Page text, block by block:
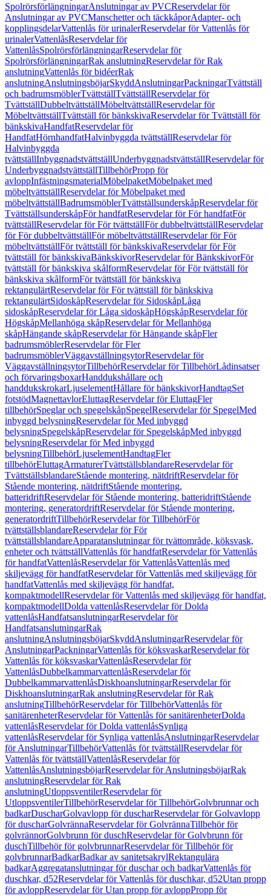
SpolrörsförlängningarAnslutningar av PVCReservdelar för
Anslutningar av PVCManschetter och täckkåporAdapter- och
kopplingsdelarVattenlås för urinalerReservdelar för Vattenlås för
urinalerVattenlåsReservdelar för
VattenlåsSpolrörsförlängningarReservdelar för
SpolrörsförlängningarRak anslutningReservdelar för Rak
anslutningVattenlås för bidéerRak
anslutningAnslutningsböjarSkyddAnslutningarPackningarTvättställ
och badrumsmöblerTvättställTvättställReservdelar för
TvättställDubbeltvättställMöbeltvättställReservdelar för
MöbeltvättställTvättställ för bänkskivaReservdelar för Tvättställ för
bänkskivaHandfatReservdelar för
HandfatHörnhandfatHalvinbyggda tvättställReservdelar för
Halvinbyggda
tvättställInbyggnadstvättställUnderbyggnadstvättställReservdelar för
UnderbyggnadstvättställTillbehörPropp för
avloppInfästningsmaterialMöbelpaketMöbelpaket med
möbeltvättställReservdelar för Möbelpaket med
möbeltvättställBadrumsmöblerTvättställsunderskåpReservdelar för
TvättställsunderskåpFör handfatReservdelar för För handfatFör
tvättställReservdelar för För tvättställFör dubbeltvättställReservdelar
för För dubbeltvättställFör möbeltvättställReservdelar för För
möbeltvättställFör tvättställ för bänkskivaReservdelar för För
tvättställ för bänkskivaBänkskivorReservdelar för BänkskivorFör
tvättställ för bänkskiva skålformReservdelar för För tvättställ för
bänkskiva skålformFör tvättställ för bänkskiva
rektangulärtReservdelar för För tvättställ för bänkskiva
rektangulärtSidoskåpReservdelar för SidoskåpLåga
sidoskåpReservdelar för Låga sidoskåpHögskåpReservdelar för
HögskåpMellanhöga skåpReservdelar för Mellanhöga
skåpHängande skåpReservdelar för Hängande skåpFler
badrumsmöblerReservdelar för Fler
badrumsmöblerVäggavställningsytorReservdelar för
VäggavställningsytorTillbehörReservdelar för TillbehörLådinsatser
och förvaringsboxarHanddukshållare och
handdukskrokarLjuselementHållare för bänkskivorHandtagSet
fotstödMagnettavlorEluttagReservdelar för EluttagFler
tillbehörSpeglar och spegelskåpSpegelReservdelar för SpegelMed
inbyggd belysningReservdelar för Med inbyggd
belysningSpegelskåpReservdelar för SpegelskåpMed inbyggd
belysningReservdelar för Med inbyggd
belysningTillbehörLjuselementHandtagFler
tillbehörEluttagArmaturerTvättställsblandareReservdelar för
TvättställsblandareStående montering, nätdriftReservdelar för
Stående montering, nätdriftStående montering,
batteridriftReservdelar för Stående montering, batteridriftStående
montering, generatordriftReservdelar för Stående montering,
generatordriftTillbehörReservdelar för TillbehörFör
tvättställsblandareReservdelar för För
tvättställsblandareApparatanslutningar för tvättområde, köksvask,
enheter och tvättställVattenlås för handfatReservdelar för Vattenlås
för handfatVattenlåsReservdelar för VattenlåsVattenlås med
skiljevägg för handfatReservdelar för Vattenlås med skiljevägg för
handfatVattenlås med skiljevägg för handfat,
kompaktmodellReservdelar för Vattenlås med skiljevägg för handfat,
kompaktmodellDolda vattenlåsReservdelar för Dolda
vattenlåsHandfatsanslutningarReservdelar för
HandfatsanslutningarRak
anslutningAnslutningsböjarSkyddAnslutningarReservdelar för
AnslutningarPackningarVattenlås för köksvaskarReservdelar för
Vattenlås för köksvaskarVattenlåsReservdelar för
VattenlåsDubbelkammarvattenlåsReservdelar för
DubbelkammarvattenlåsDiskhoanslutningarReservdelar för
DiskhoanslutningarRak anslutningReservdelar för Rak
anslutningTillbehörReservdelar för TillbehörVattenlås för
sanitärenheterReservdelar för Vattenlås för sanitärenheterDolda
vattenlåsReservdelar för Dolda vattenlåsSynliga
vattenlåsReservdelar för Synliga vattenlåsAnslutningarReservdelar
för AnslutningarTillbehörVattenlås för tvättställReservdelar för
Vattenlås för tvättställVattenlåsReservdelar för
VattenlåsAnslutningsböjarReservdelar för AnslutningsböjarRak
anslutningReservdelar för Rak
anslutningUtloppsventilerReservdelar för
UtloppsventilerTillbehörReservdelar för TillbehörGolvbrunnar och
badkarDuscharGolvavlopp för duscharReservdelar för Golvavlopp
för duscharGolvrännaReservdelar för GolvrännaTillbehör för
golvrännorGolvbrunn för duschReservdelar för Golvbrunn för
duschTillbehör för golvbrunnarReservdelar för Tillbehör för
golvbrunnarBadkarBadkar av sanitetsakrylRektangulära
badkarAggregatanslutningar för duschar och badkarVattenlås för
duschkar, d52Reservdelar för Vattenlås för duschkar, d52Utan propp
för avloppReservdelar för Utan propp för avloppPropp för